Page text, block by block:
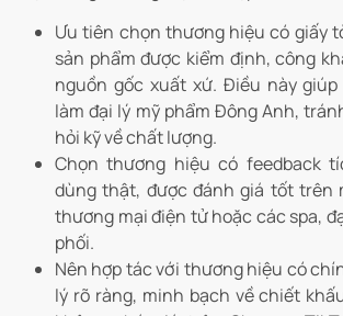
Ưu tiên chọn thương hiệu có giấy
sản phẩm được kiểm định, công
nguồn gốc xuất xứ. Điều này
làm đại lý mỹ phẩm Đông Anh,
hỏi kỹ về chất lượng.
Chọn thương hiệu có feedback
dùng thật, được đánh giá tốt trên
thương mại điện tử hoặc các spa,
phối.
Nên hợp tác với thương hiệu có
lý rõ ràng, minh bạch về chiết